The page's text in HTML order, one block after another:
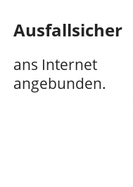
Ausfallsicher
ans Internet
angebunden.